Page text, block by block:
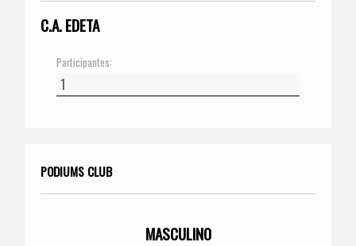
C.A. EDETA
Participantes:
PODIUMS CLUB
MASCULINO